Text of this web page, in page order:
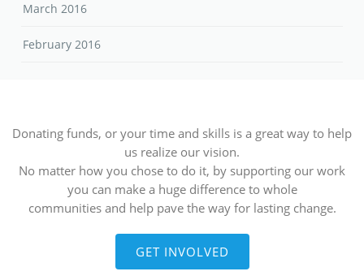
March 2016
February 2016
Donating funds, or your time and skills is a great way to help
us realize our vision.
No matter how you chose to do it, by supporting our work
you can make a huge difference to whole
communities and help pave the way for lasting change.
GET INVOLVED